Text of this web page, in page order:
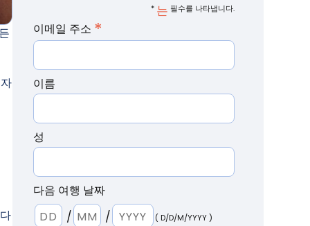
* 는 필수를 나타냅니다.
이메일 주소 *
이름
성
다음 여행 날짜
/
/ ( D/D/M/YYYY )